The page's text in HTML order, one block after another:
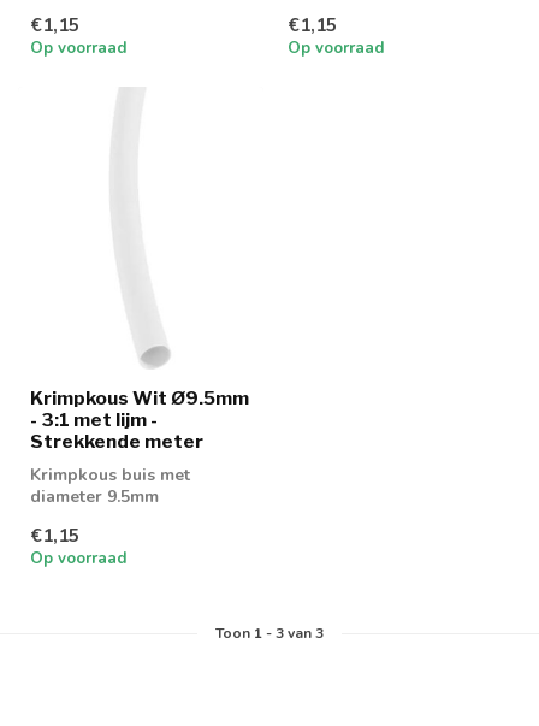
€1,15
Op voorraad
€1,15
Op voorraad
Krimpkous Wit Ø9.5mm
- 3:1 met lijm -
Strekkende meter
Krimpkous buis met
diameter 9.5mm
€1,15
Op voorraad
Toon 1-3van 3